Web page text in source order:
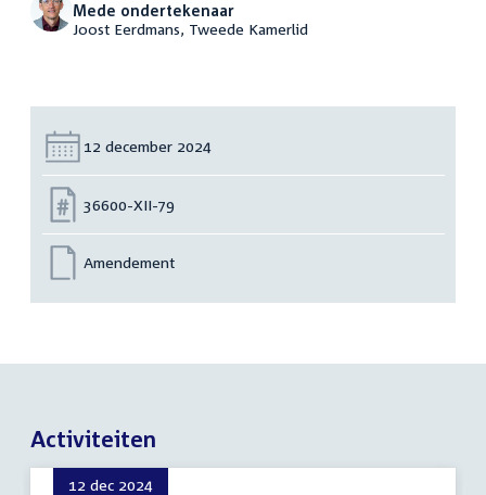
Mede ondertekenaar
Joost Eerdmans, Tweede Kamerlid
Datum:
12 december 2024
Nummer:
36600-XII-79
Amendement
Activiteiten
12 dec 2024